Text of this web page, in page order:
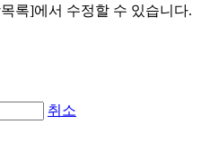
록]에서 수정할 수 있습니다.
취소